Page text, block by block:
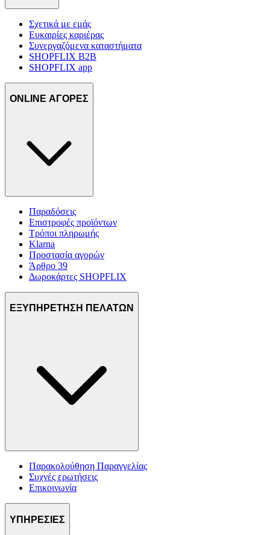
Σχετικά με εμάς
Ευκαιρίες καριέρας
Συνεργαζόμενα καταστήματα
SHOPFLIX B2B
SHOPFLIX app
ONLINE ΑΓΟΡΕΣ
Παραδόσεις
Επιστροφές προϊόντων
Τρόποι πληρωμής
Klarna
Προστασία αγορών
Άρθρο 39
Δωροκάρτες SHOPFLIX
ΕΞΥΠΗΡΕΤΗΣΗ ΠΕΛΑΤΩΝ
Παρακολούθηση Παραγγελίας
Συχνές ερωτήσεις
Επικοινωνία
ΥΠΗΡΕΣΙΕΣ